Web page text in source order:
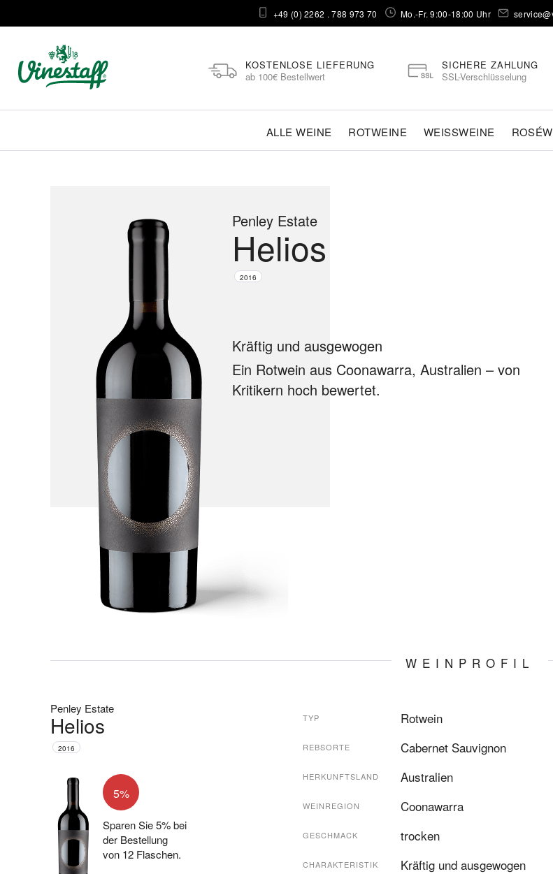
+49 (0) 2262 . 788 973 70⁠ Mo.-Fr. 9:00-18:00 Uhr
KOSTENLOSE LIEFERUNG
ab 100€ Bestellwert
SICHERE ZAHLUNG
SSL-Verschlüsselung
ALLE WEINE ROTWEINE WEISSWEINE
Penley Estate
Helios
2016
Kräftig und ausgewogen
Ein Rotwein aus Coonawarra, Australien – von
Kritikern hoch bewertet.
WEINPROFIL
Penley Estate
Helios
2016
5%
Sparen Sie 5% bei
der Bestellung
von 12 Flaschen.
TYP Rotwein
REBSORTE Cabernet Sauvignon
HERKUNFTSLAND Australien
WEINREGION Coonawarra
GESCHMACK trocken
CHARAKTERISTIK Kräftig und ausgewogen